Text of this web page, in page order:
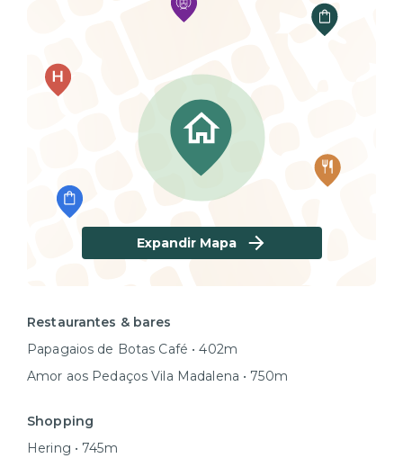
Expandir Mapa
Restaurantes & bares
Papagaios de Botas Café • 402m
Amor aos Pedaços Vila Madalena • 750m
Shopping
Hering • 745m